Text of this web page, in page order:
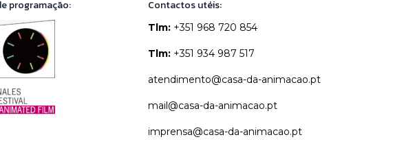
programação: Contactos utéis:
Tlm: +351 968 720 854
Tlm: +351 934 987 517
atendimento@casa-da-animacao.pt
mail@casa-da-animacao.pt
imprensa@casa-da-animacao.pt